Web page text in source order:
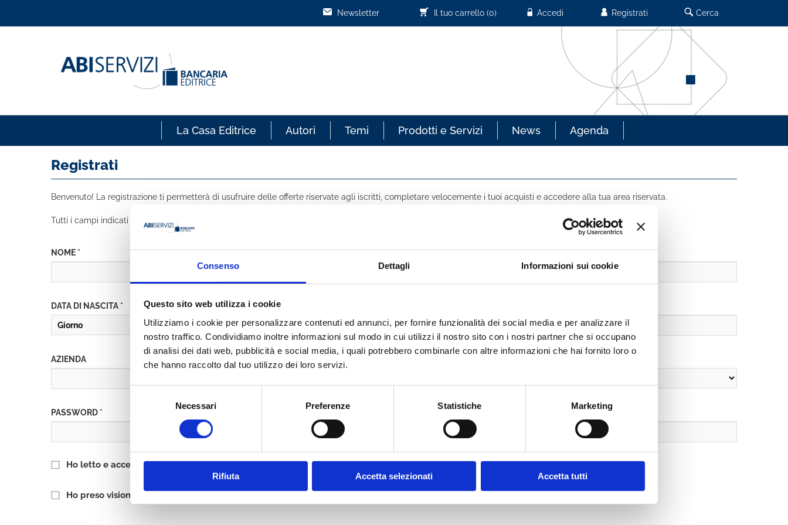
Consenso Dettagli Informazioni sui cookie
Questo sito web utilizza i cookie
Utilizziamo i cookie per personalizzare contenuti ed annunci, per fornire funzionalità dei social media e per analizzare il
nostro traffico. Condividiamo inoltre informazioni sul modo in cui utilizzi il nostro sito con i nostri partner che si occupano
di analisi dei dati web, pubblicità e social media, i quali potrebbero combinarle con altre informazioni che hai fornito loro o
che hanno raccolto dal tuo utilizzo dei loro servizi.
Selezione
consenso
Necessari Preferenze Statistiche Marketing
Rifiuta Accetta selezionati Accetta tutti
Cerca
Registrati
Accedi
Il tuo carrello (0)
Newsletter
La Casa Editrice Autori Temi Prodotti e Servizi News Agenda
Registrati
Benvenuto! La registrazione ti permetterà di usufruire delle offerte riservate agli iscritti, completare velocemente i tuoi acquisti e accedere alla tua area riservata.
Tutti i campi indicati con * sono obbligatori
NOME * COGNOME *
DATA DI NASCITA *
AZIENDA
PASSWORD *
Ho letto e accetto l’informativa sulla
Ho preso visione delle